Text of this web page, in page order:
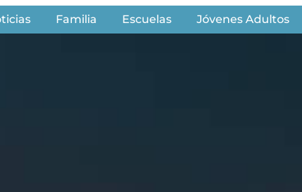
Familia Escuelas Jóvenes Adultos